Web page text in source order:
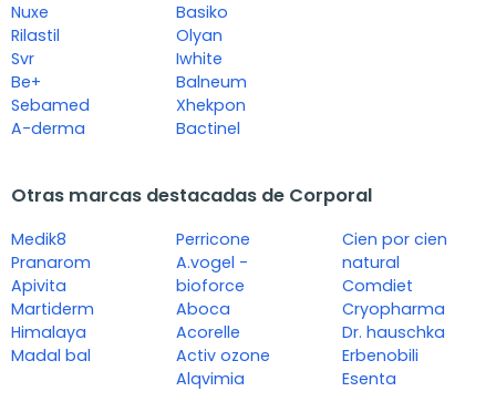
Nuxe
Rilastil
Svr
Be+
Sebamed
A-derma
Basiko
Olyan
Iwhite
Balneum
Xhekpon
Bactinel
Otras marcas destacadas de Corporal
Medik8
Pranarom
Apivita
Martiderm
Himalaya
Madal bal
Perricone
A.vogel -
bioforce
Aboca
Acorelle
Activ ozone
Alqvimia
Cien por cien
natural
Comdiet
Cryopharma
Dr. hauschka
Erbenobili
Esenta